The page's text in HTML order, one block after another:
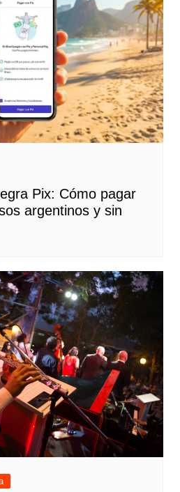
Pix: Cómo pagar
argentinos y sin